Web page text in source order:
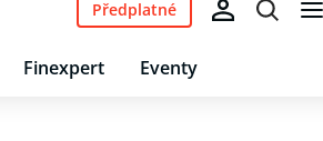
Finexpert Eventy
Předplatné